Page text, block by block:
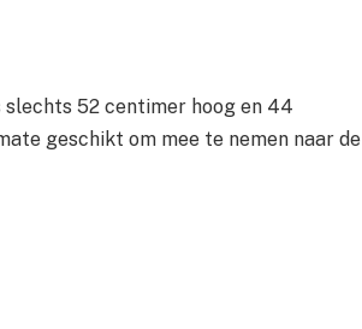
52 centimer hoog en 44
geschikt om mee te nemen naar de